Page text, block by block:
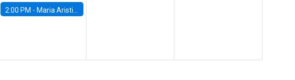
2:00 PM - Maria Aristizabal-Ramirez, FED Board